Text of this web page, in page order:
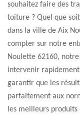
souhaitez faire des
toiture ? Quel que
dans la ville de Aix
compter sur notre
Noulette 62160,
intervenir rapidement
garantir que les
parfaitement aux
les meilleurs